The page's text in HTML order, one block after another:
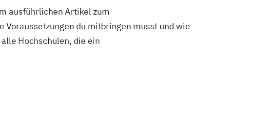
ausführlichen Artikel zum
Voraussetzungen du mitbringen musst und wie
Hochschulen, die ein